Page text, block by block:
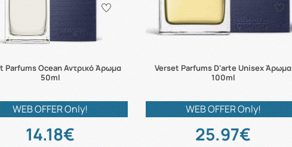
Parfums Ocean Αντρικό Άρωμα
50ml
WEB OFFER Only!
14.18€
Verset Parfums D'arte Unisex Άρωμα
100ml
WEB OFFER Only!
25.97€